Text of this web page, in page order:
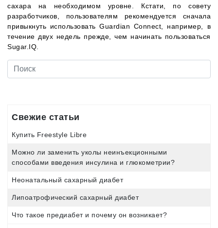
сахара на необходимом уровне. Кстати, по совету
разработчиков, пользователям рекомендуется сначала
привыкнуть использовать Guardian Connect, например, в
течение двух недель прежде, чем начинать пользоваться
Sugar.IQ.
Свежие статьи
Купить Freestyle Libre
Можно ли заменить уколы неинъекционными
способами введения инсулина и глюкометрии?
Неонатальный сахарный диабет
Липоатрофический сахарный диабет
Что такое предиабет и почему он возникает?